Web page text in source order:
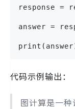
response =
answer =
代码示例输出：
图计算是一